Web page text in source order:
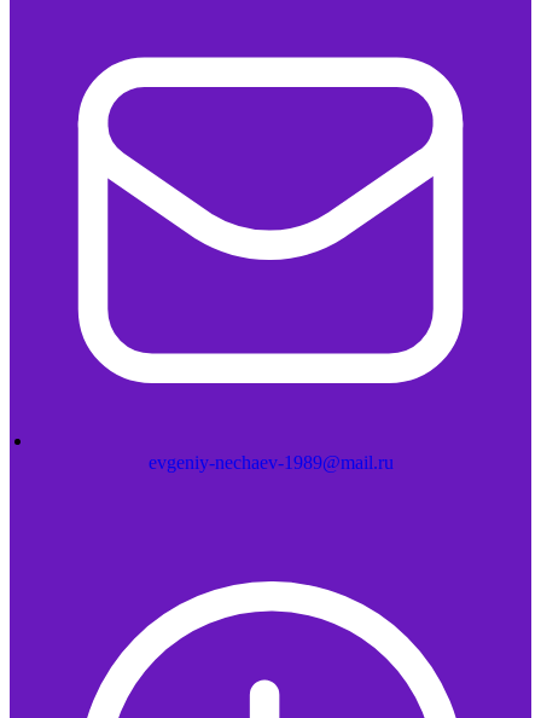
evgeniy-nechaev-1989@mail.ru